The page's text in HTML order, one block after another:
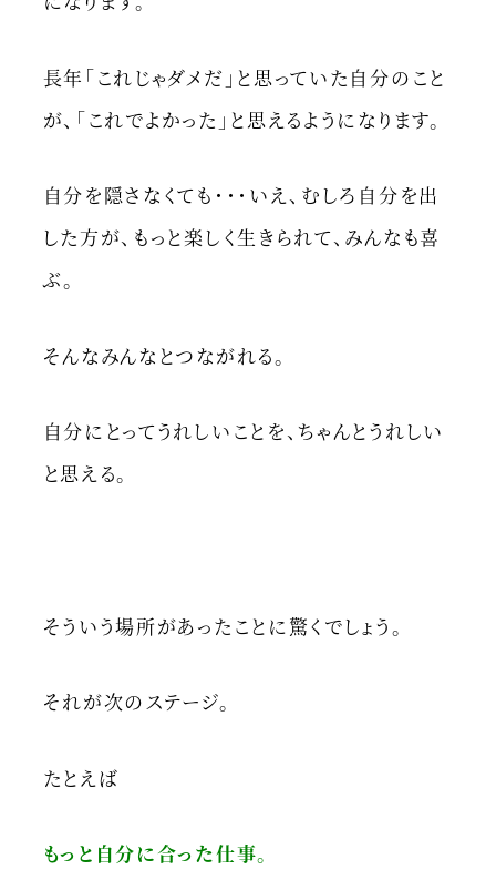
長年「これじゃダメだ」と思っていた自分のこと
が、「これでよかった」と思えるようになります。
自分を隠さなくても・・・いえ、むしろ自分を出
した方が、もっと楽しく生きられて、みんなも喜
ぶ。
そんなみんなとつながれる。
自分にとってうれしいことを、ちゃんとうれしい
と思える。
そういう場所があったことに驚くでしょう。
それが次のステージ。
たとえば
もっと自分に合った仕事。